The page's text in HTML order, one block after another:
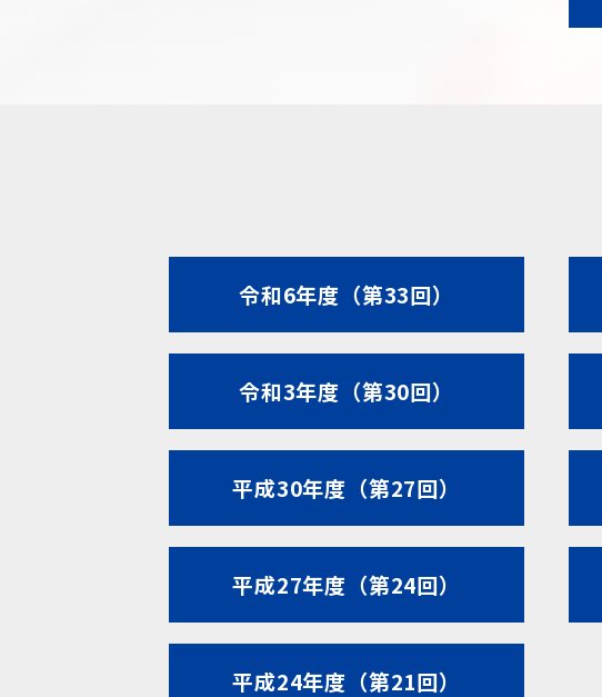
令和6年度（第33回）
令和3年度（第30回）
平成30年度（第27回）
平成27年度（第24回）
平成24年度（第21回）